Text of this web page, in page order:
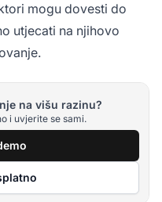
mogu dovesti do
utjecati na njihovo
na višu razinu?
i uvjerite se sami.